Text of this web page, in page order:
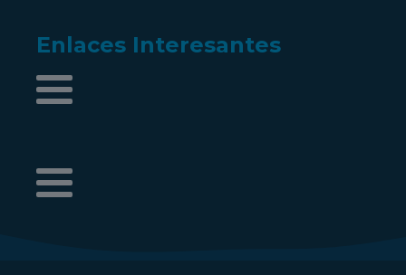
Enlaces Interesantes